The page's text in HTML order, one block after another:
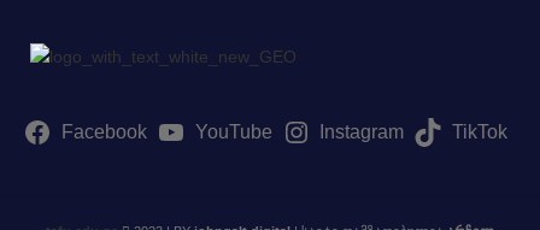
Facebook YouTube Instagram TikTok